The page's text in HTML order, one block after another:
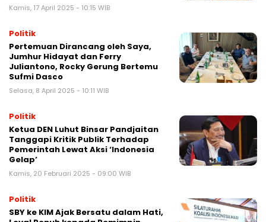
Kamis, 17 April 2025 - 10:15 WIB
Politik
Pertemuan Dirancang oleh Saya,
Jumhur Hidayat dan Ferry
Juliantono, Rocky Gerung Bertemu
Sufmi Dasco
Selasa, 8 April 2025 - 10:11 WIB
Politik
Ketua DEN Luhut Binsar Pandjaitan
Tanggapi Kritik Publik Terhadap
Pemerintah Lewat Aksi ‘Indonesia
Gelap’
Kamis, 20 Februari 2025 - 09:00 WIB
Politik
SBY ke KIM Ajak Bersatu dalam Hati,